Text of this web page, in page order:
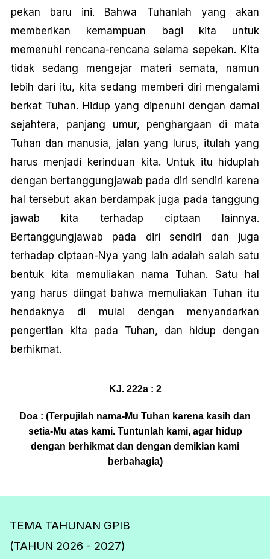
pekan baru ini. Bahwa TuhanIah yang akan
memberikan kemampuan bagi kita untuk
memenuhi rencana-rencana selama sepekan. Kita
tidak sedang mengejar materi semata, namun
Iebih dari itu, kita sedang memberi diri mengalami
berkat Tuhan. Hidup yang dipenuhi dengan damai
sejahtera, panjang umur, penghargaan di mata
Tuhan dan manusia, jalan yang Iurus, itulah yang
harus menjadi kerinduan kita. Untuk itu hiduplah
dengan bertanggungjawab pada diri sendiri karena
hal tersebut akan berdampak juga pada tanggung
jawab kita terhadap ciptaan lainnya.
Bertanggungjawab pada diri sendiri dan juga
terhadap ciptaan-Nya yang Iain adalah salah satu
bentuk kita memuliakan nama Tuhan. Satu hal
yang harus diingat bahwa memuliakan Tuhan itu
hendaknya di mulai dengan menyandarkan
pengertian kita pada Tuhan, dan hidup dengan
berhikmat.
KJ. 222a : 2
Doa : (Terpujilah nama-Mu Tuhan karena kasih dan
setia-Mu atas kami. Tuntunlah kami, agar hidup
dengan berhikmat dan dengan demikian kami
berbahagia)
TEMA TAHUNAN GPIB
(TAHUN 2026 - 2027)